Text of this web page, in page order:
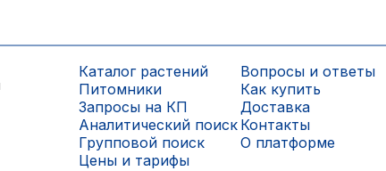
Каталог растений
Питомники
Запросы на КП
Аналитический поиск
Групповой поиск
Цены и тарифы
Вопросы и ответы
Как купить
Доставка
Контакты
О платформе